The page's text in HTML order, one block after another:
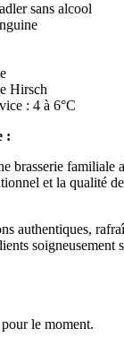
sans alcool
Hirsch
: 4 à 6°C
:
brasserie familiale
et la qualité de
authentiques,
soigneusement
le moment.